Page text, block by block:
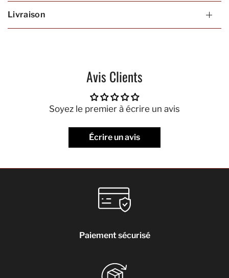
Livraison
Avis Clients
Soyez le premier à écrire un avis
Écrire un avis
Paiement sécurisé